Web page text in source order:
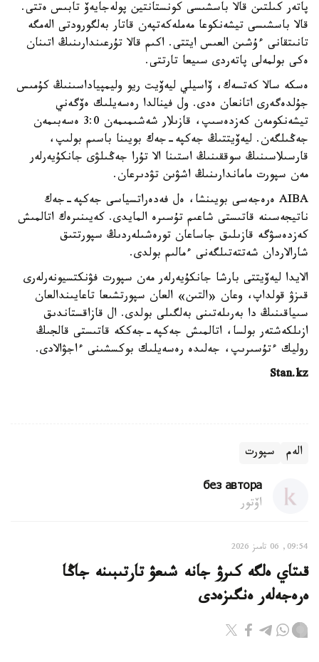
پاتەر كىلتىن قالا باسشىسى كونستانتين پولەجايەۆ تابىس ەتتى.
قالا باسشىسى تيشەنكوعا مەملەكەتپەن قاتار بەلگورودتى الەمگە
تانىتقانى ءۇشىن العىس ايتتى. اكىم قالا تۇرعىندارىنىڭ اتىنان
ەكى بولمەلى پاتەردى سىيعا تارتتى.
ەسكە سالا كەتسەك، ۆاسيلي ليەۆيت ريو وليمپياداسىنىڭ كۇمىس
جۇلدەگەرى اتانعان ەدى. ول فينالدا رەسەيلىك ەۆگەني
تيشەنكومەن كەزدەسىپ، قازىلار شەشىمىمەن 3:0 ەسەبىمەن
جەڭىلگەن. ليەۆيتتىڭ جەكپە-جەك بويىنا باسىم بولىپ،
قارسىلاسىنىڭ سوققىنىڭ استىنا الا تۇرا جەڭىلۋى جانكۇيەرلەر
مەن سپورت ماماندارىنىڭ اشۋىن تۋدىرعان.
AIBA ەرەجەسى بويىنشا، ەل فەدەراتسياسى جەكپە-جەك
ناتيجەسىنە قاتىستى شاعىم تۇسىرە المايدى. كەيىنىرەك اتالمىش
كەزدەسۋگە قازىلىق جاساعان تورەشىلەردىڭ سپورتتىق
شارالاردان شەتتەتىلگەنى ءمالىم بولدى.
الايدا ليەۆيتتى بارشا جانكۇيەرلەر مەن سپورت فۋنكتسيونەرلەرى
قىزۋ قولداپ، وعان «التىن» العان سپورتشىعا تاعايىندالعان
سىياقىنىڭ دا بەرىلەتىنى بەلگىلى بولدى. ال قازاقستاندىق
ازىلكەشتەر بولسا، اتالمىش جەكپە-جەككە قاتىستى قالجىڭ
روليك ءتۇسىرىپ، جەلىدە رەسەيلىك بوكسشىنى ءاجۋالادى.
Stan.kz
الەم سپورت
без автора
اۆتور
09:54, 06 تامىز 2026
قىتاي ەلگە كىرۋ جانە شىعۋ تارتىبىنە جاڭا
ەرەجەلەر ەنگىزەدى